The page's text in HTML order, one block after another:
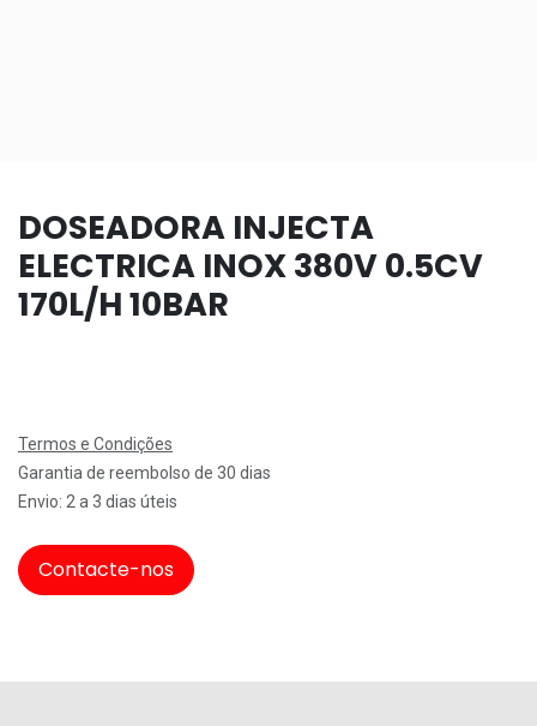
DOSEADORA INJECTA
ELECTRICA INOX 380V 0.5CV
170L/H 10BAR
Termos e Condições
Garantia de reembolso de 30 dias
Envio: 2 a 3 dias úteis
Contacte-nos